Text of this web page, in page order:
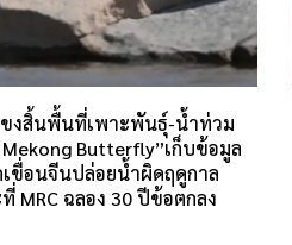
งสิ้นพื้นที่เพาะพันธุ์-น้ำท่วม
Butterfly”เก็บข้อมูล
ขื่อนจีนปล่อยน้ำผิดฤดูกาล
MRC ฉลอง 30 ปีข้อตกลง